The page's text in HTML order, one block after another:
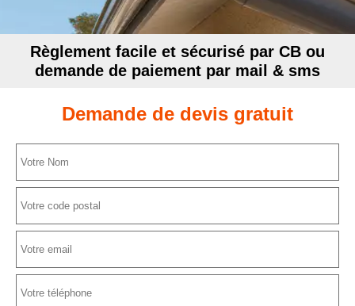
Règlement facile et sécurisé par CB ou
demande de paiement par mail & sms
Demande de devis gratuit